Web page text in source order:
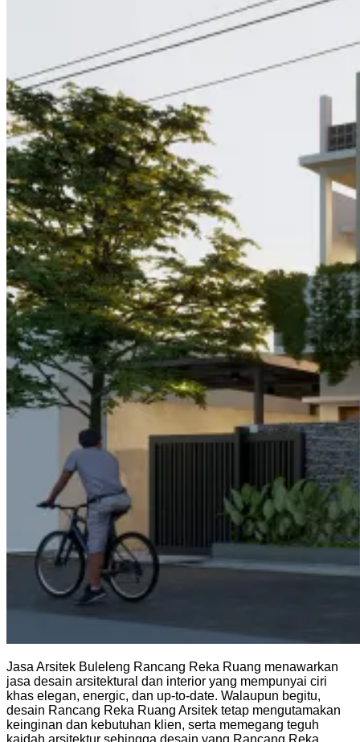
Jasa Arsitek Buleleng Rancang Reka Ruang menawarkan
jasa desain arsitektural dan interior yang mempunyai ciri
khas elegan, energic, dan up-to-date. Walaupun begitu,
desain Rancang Reka Ruang Arsitek tetap mengutamakan
keinginan dan kebutuhan klien, serta memegang teguh
kaidah arsitektur sehingga desain yang Rancang Reka